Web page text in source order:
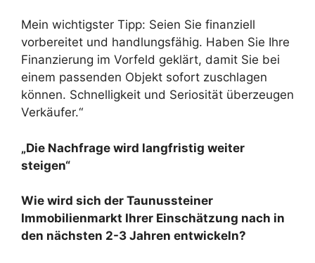
Mein wichtigster Tipp: Seien Sie finanziell
vorbereitet und handlungsfähig. Haben Sie Ihre
Finanzierung im Vorfeld geklärt, damit Sie bei
einem passenden Objekt sofort zuschlagen
können. Schnelligkeit und Seriosität überzeugen
Verkäufer.“
„Die Nachfrage wird langfristig weiter
steigen“
Wie wird sich der Taunussteiner
Immobilienmarkt Ihrer Einschätzung nach in
den nächsten 2-3 Jahren entwickeln?